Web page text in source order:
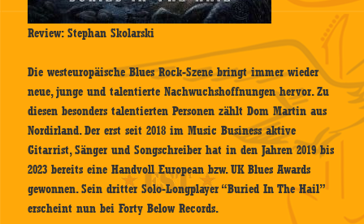
Review: Stephan Skolarski
Die westeuropäische Blues Rock-Szene bringt immer wieder
neue, junge und talentierte Nachwuchshoffnungen hervor. Zu
diesen besonders talentierten Personen zählt Dom Martin aus
Nordirland. Der erst seit 2018 im Music Business aktive
Gitarrist, Sänger und Songschreiber hat in den Jahren 2019 bis
2023 bereits eine Handvoll European bzw. UK Blues Awards
gewonnen. Sein dritter Solo-Longplayer “Buried In The Hail”
erscheint nun bei Forty Below Records.